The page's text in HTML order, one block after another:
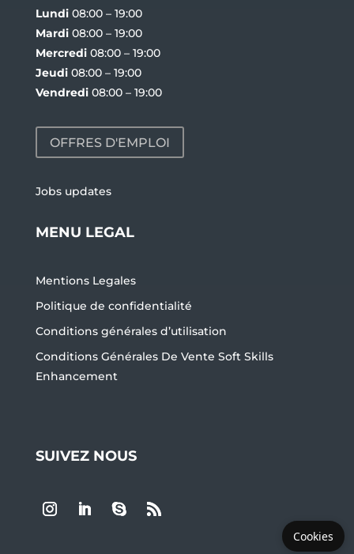
Lundi08:00 – 19:00
Mardi08:00 – 19:00
Mercredi08:00 – 19:00
Jeudi08:00 – 19:00
Vendredi08:00 – 19:00
OFFRES D'EMPLOI
Jobs updates
MENU LEGAL
Mentions Legales
Politique de confidentialité
Conditions générales d’utilisation
Conditions Générales De Vente Soft Skills
Enhancement
SUIVEZ NOUS
Cookies